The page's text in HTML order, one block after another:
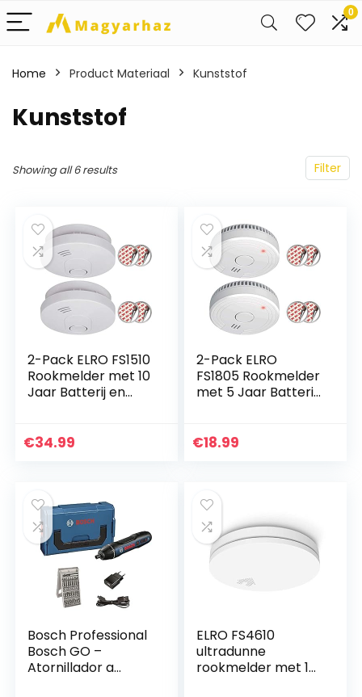
0
Home Product Materiaal ‎Kunststof
‎Kunststof
Filter
Showing all 6 results
2-Pack ELRO FS1510
Rookmelder met 10
Jaar Batterij en
€34.99
2-Pack ELRO
FS1805 Rookmelder
met 5 Jaar Batterij
aan Europese
€18.99
Bosch Professional
Bosch GO –
Atornillador a
ELRO FS4610
ultradunne
rookmelder met 10